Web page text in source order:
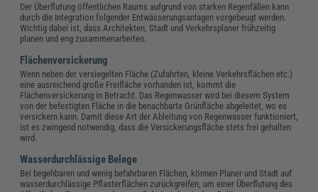
Der Überflutung öffentlichen Raums aufgrund von starken Regenfällen kann
durch die Integration folgender Entwässerungsanlagen vorgebeugt werden.
Wichtig dabei ist, dass Architekten, Stadt und Verkehrsplaner frühzeitig
planen und eng zusammenarbeiten.
Flächenversickerung
Wenn neben der versiegelten Fläche (Zufahrten, kleine Verkehrsflächen etc.)
eine ausreichend große Freifläche vorhanden ist, kommt die
Flächenversickerung in Betracht. Das Regenwasser wird bei diesem System
von der befestigten Fläche in die benachbarte Grünfläche abgeleitet, wo es
versickern kann. Damit diese Art der Ableitung von Regenwasser funktioniert,
ist es zwingend notwendig, dass die Versickerungsfläche stets frei gehalten
wird.
Wasserdurchlässige Belege
Bei begehbaren und wenig befahrbaren Flächen, können Planer und Stadt auf
wasserdurchlässige Pflasterflächen zurückgreifen, um einer Überflutung des